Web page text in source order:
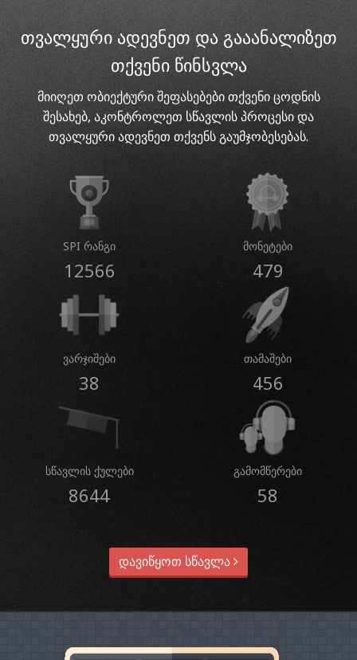
თვალყური ადევნეთ და გააანალიზეთ
თქვენი წინსვლა
მიიღეთ ობიექტური შეფასებები თქვენი ცოდნის
შესახებ, აკონტროლეთ სწავლის პროცესი და
თვალყური ადევნეთ თქვენს გაუმჯობესებას.
SPI რანგი
12566
მონეტები
479
ვარჯიშები
38
თამაშები
456
სწავლის ქულები
8644
გამომწერები
58
დავიწყოთ სწავლა